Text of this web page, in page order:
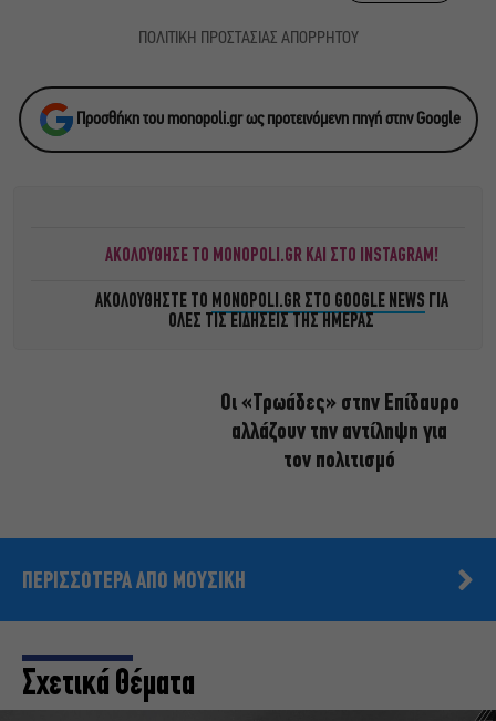
ΠΟΛΙΤΙΚΗ ΠΡΟΣΤΑΣΙΑΣ ΑΠΟΡΡΗΤΟΥ
Προσθήκη του monopoli.gr ως προτεινόμενη πηγή στην Google
ΑΚΟΛΟΥΘΗΣΕ ΤΟ MONOPOLI.GR ΚΑΙ ΣΤΟ INSTAGRAM!
ΑΚΟΛΟΥΘΗΣΤΕ ΤΟ MONOPOLI.GR ΣΤΟ GOOGLE NEWS ΓΙΑ
ΟΛΕΣ ΤΙΣ ΕΙΔΗΣΕΙΣ ΤΗΣ ΗΜΕΡΑΣ
Οι «Τρωάδες» στην Επίδαυρο
αλλάζουν την αντίληψη για
τον πολιτισμό
ΠΕΡΙΣΣΟΤΕΡΑ ΑΠΟ ΜΟΥΣΙΚΗ
Σχετικά Θέματα